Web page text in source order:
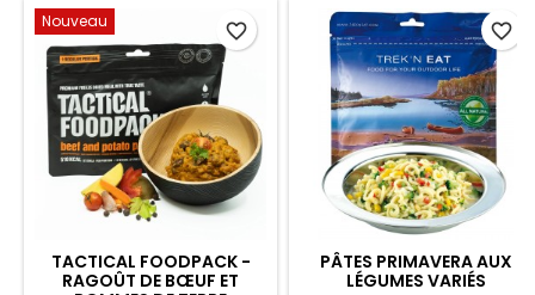
Nouveau
TACTICAL FOODPACK -
RAGOÛT DE BŒUF ET
favorite_border
PÂTES PRIMAVERA AUX
LÉGUMES VARIÉS
favorite_border